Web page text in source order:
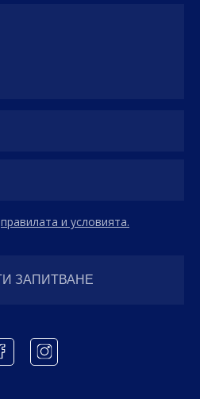
правилата и условията.